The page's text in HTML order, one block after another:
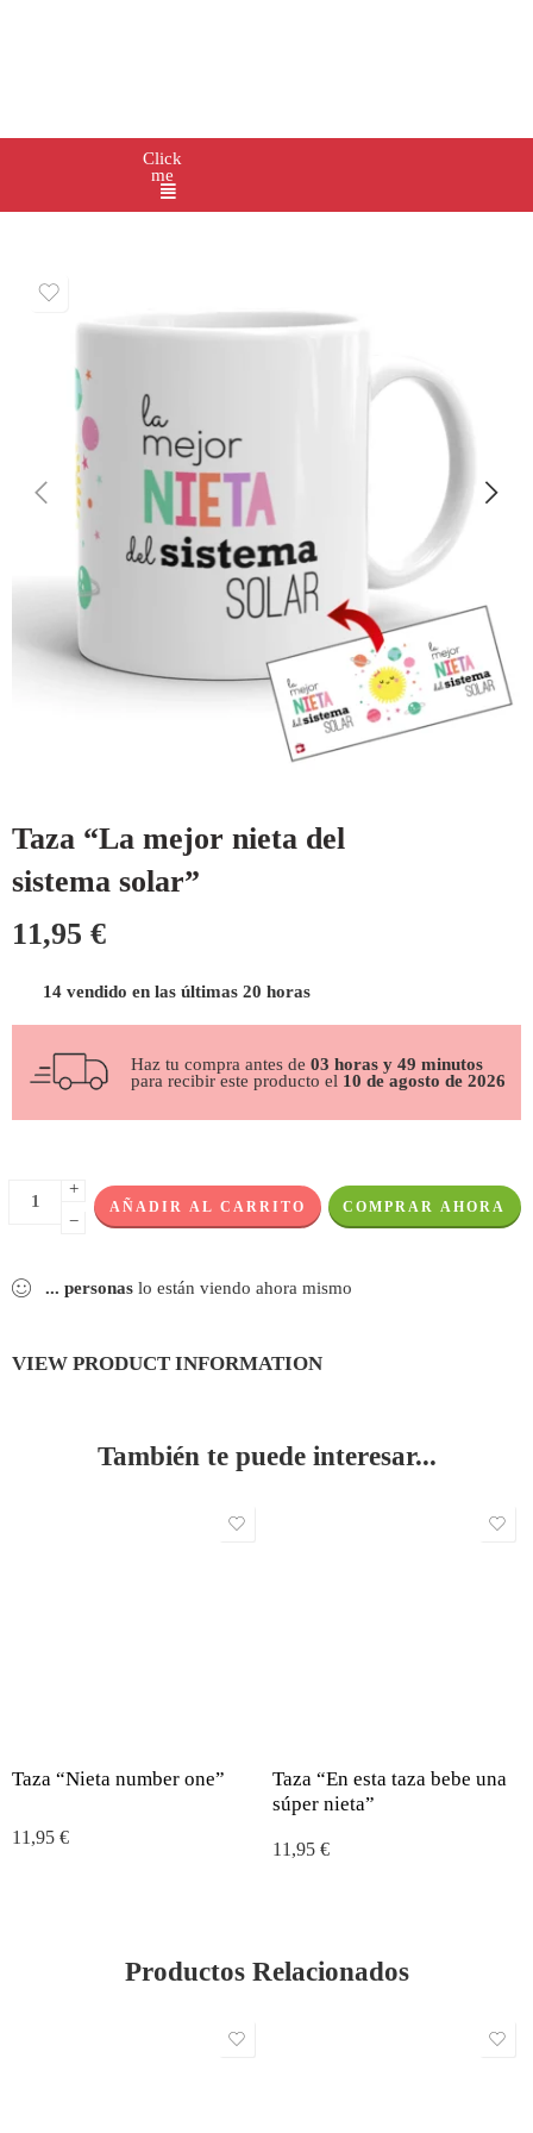
Click
me
Taza “La mejor nieta del
sistema solar”
11,95 €
14 vendido en las últimas 20 horas
Haz tu compra antes de 03 horas y 49 minutos
para recibir este producto el 10 de agosto de 2026
+
−
AÑADIR AL CARRITO COMPRAR AHORA
... personas lo están viendo ahora mismo
VIEW PRODUCT INFORMATION
También te puede interesar...
Taza “Nieta number one”
11,95 €
Taza “En esta taza bebe una
súper nieta”
11,95 €
Productos Relacionados